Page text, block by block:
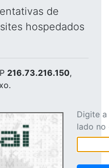
de
hospedados
216.73.216.150,
Digite
lado no